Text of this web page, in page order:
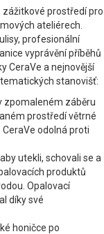
zážitkové prostředí pro
ateliérech.
profesionální
vyprávění příběhů
CeraVe a nejnovější
stanovišť:
zpomaleném záběru
prostředí větrné
odolná proti
utekli, schovali se a
produktů
Opalovací
díky své
honičce po